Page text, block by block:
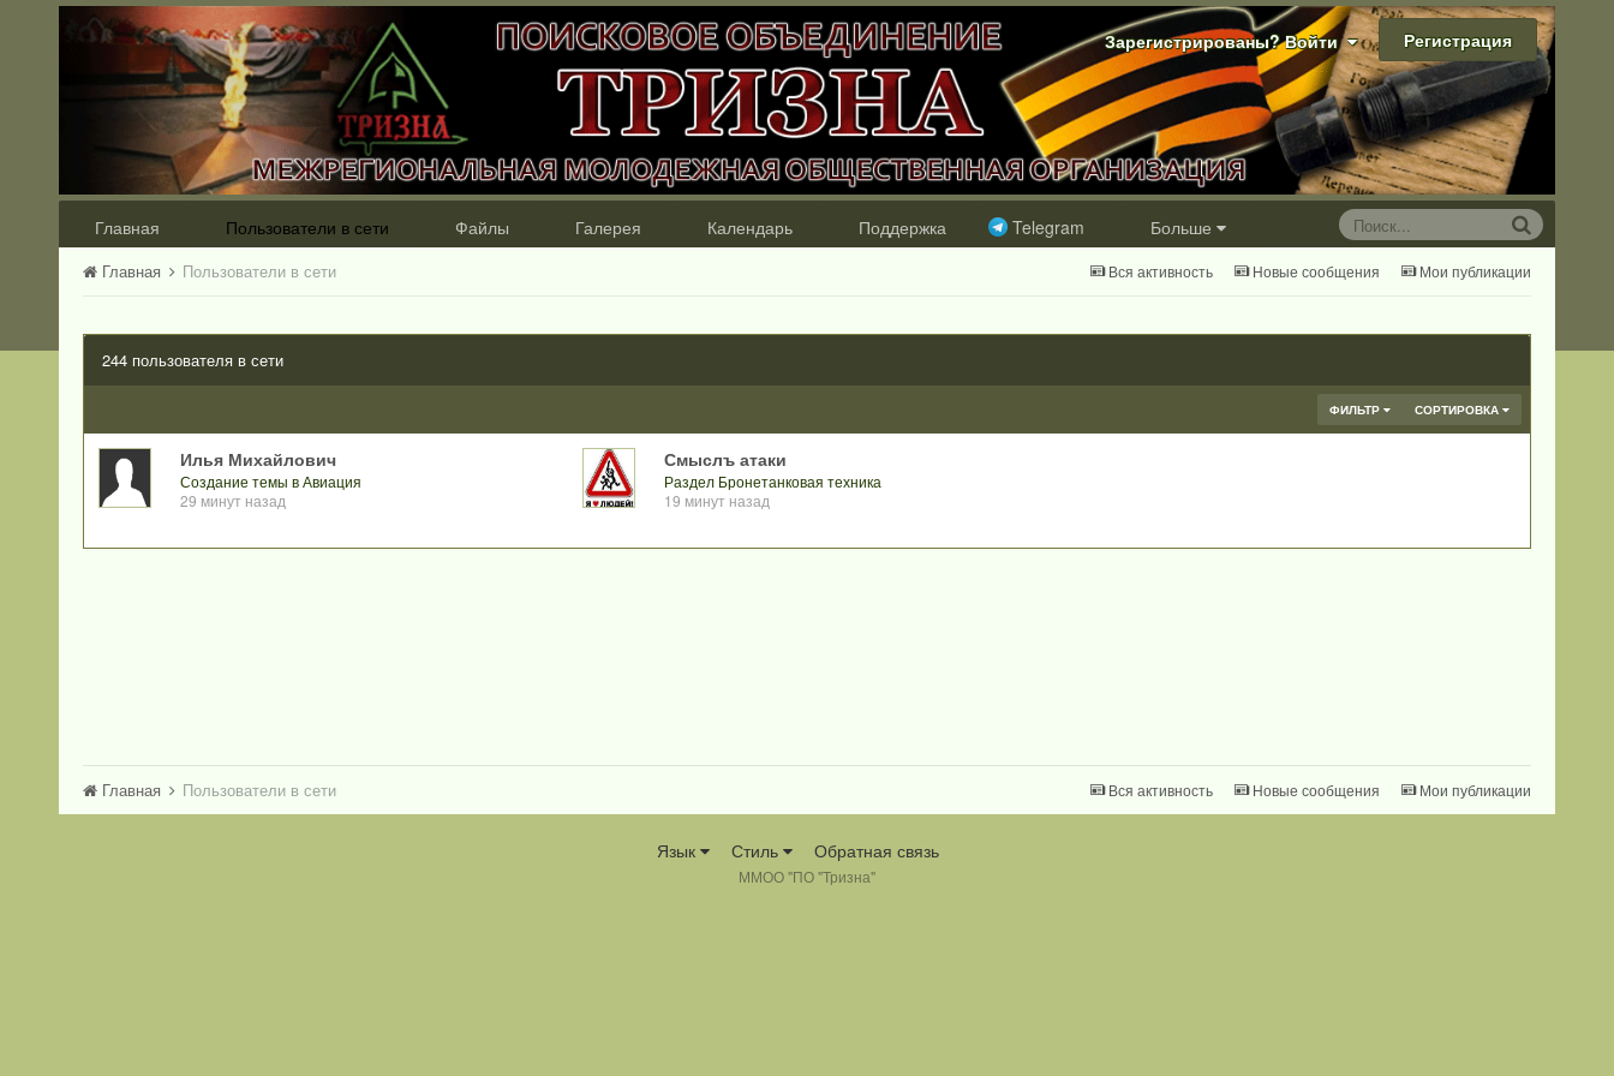
Зарегистрированы? Войти Регистрация
Главная Пользователи в сети Файлы Галерея Календарь Поддержка Telegram Больше
Вся активность Новые сообщения Мои публикации
Главная Пользователи в сети
244 пользователя в сети
СОРТИРОВКА
ФИЛЬТР
Илья Михайлович
Создание темы в Авиация
29 минут назад
Смыслъ атаки
Раздел Бронетанковая техника
19 минут назад
Вся активность Новые сообщения Мои публикации
Главная Пользователи в сети
Язык Стиль Обратная связь
ММОО "ПО "Тризна"